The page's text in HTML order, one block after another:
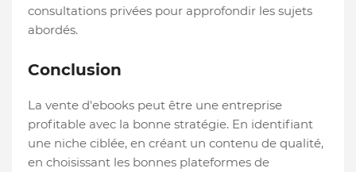
consultations privées pour approfondir les sujets
abordés.
Conclusion
La vente d'ebooks peut être une entreprise
profitable avec la bonne stratégie. En identifiant
une niche ciblée, en créant un contenu de qualité,
en choisissant les bonnes plateformes de